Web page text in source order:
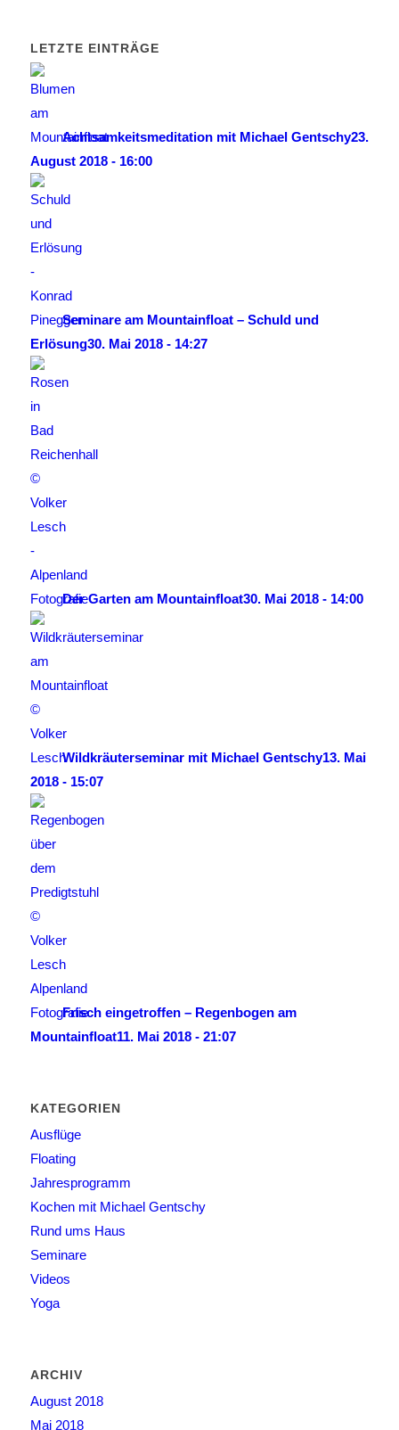
LETZTE EINTRÄGE
Achtsamkeitsmeditation mit Michael Gentschy23.
August 2018 - 16:00
Seminare am Mountainfloat – Schuld und
Erlösung30. Mai 2018 - 14:27
Der Garten am Mountainfloat30. Mai 2018 - 14:00
Wildkräuterseminar mit Michael Gentschy13. Mai
2018 - 15:07
Frisch eingetroffen – Regenbogen am
Mountainfloat11. Mai 2018 - 21:07
KATEGORIEN
Ausflüge
Floating
Jahresprogramm
Kochen mit Michael Gentschy
Rund ums Haus
Seminare
Videos
Yoga
ARCHIV
August 2018
Mai 2018